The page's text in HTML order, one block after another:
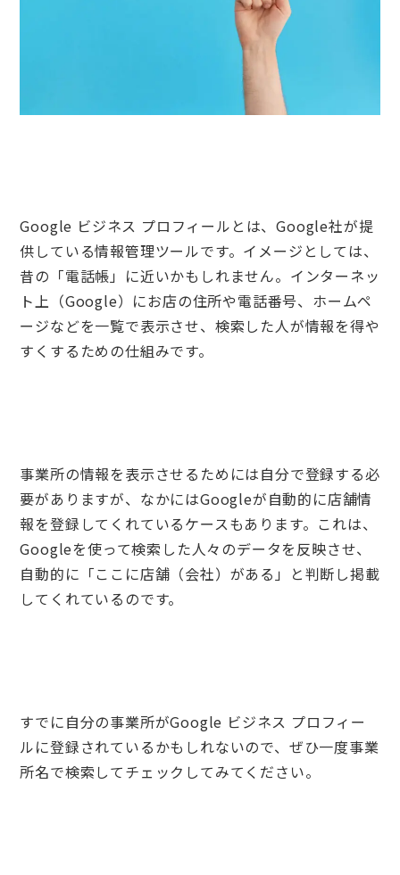
Google ビジネス プロフィールとは、Google社が提
供している情報管理ツールです。イメージとしては、
昔の「電話帳」に近いかもしれません。インターネッ
ト上（Google）にお店の住所や電話番号、ホームペ
ージなどを一覧で表示させ、検索した人が情報を得や
すくするための仕組みです。
事業所の情報を表示させるためには自分で登録する必
要がありますが、なかにはGoogleが自動的に店舗情
報を登録してくれているケースもあります。これは、
Googleを使って検索した人々のデータを反映させ、
自動的に「ここに店舗（会社）がある」と判断し掲載
してくれているのです。
すでに自分の事業所がGoogle ビジネス プロフィー
ルに登録されているかもしれないので、ぜひ一度事業
所名で検索してチェックしてみてください。